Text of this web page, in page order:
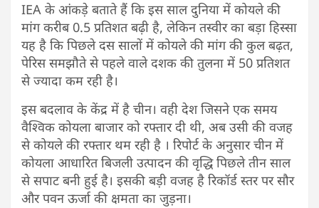
IEA के आंकड़े बताते हैं कि इस साल दुनिया में कोयले की
मांग करीब 0.5 प्रतिशत बढ़ी है, लेकिन तस्वीर का बड़ा हिस्सा
यह है कि पिछले दस सालों में कोयले की मांग की कुल बढ़त,
पेरिस समझौते से पहले वाले दशक की तुलना में 50 प्रतिशत
से ज्यादा कम रही है।
इस बदलाव के केंद्र में है चीन। वही देश जिसने एक समय
वैश्विक कोयला बाजार को रफ्तार दी थी, अब उसी की वजह
से कोयले की रफ्तार थम रही है । रिपोर्ट के अनुसार चीन में
कोयला आधारित बिजली उत्पादन की वृद्धि पिछले तीन साल
से सपाट बनी हुई है। इसकी बड़ी वजह है रिकॉर्ड स्तर पर सौर
और पवन ऊर्जा की क्षमता का जुड़ना।